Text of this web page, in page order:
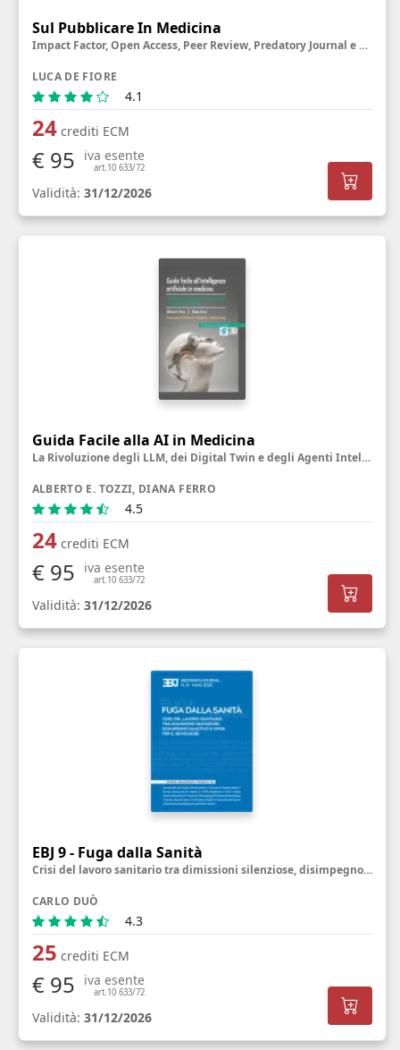
Sul Pubblicare In Medicina
Impact Factor, Open Access, Peer Review, Predatory Journal e altre creature misteriose
LUCA DE FIORE
4.1
24crediti ECM
€ 95 iva esente
art.10 633/72
Validità: 31/12/2026
Guida Facile alla AI in Medicina
La Rivoluzione degli LLM, dei Digital Twin e degli Agenti Intelligenti
ALBERTO E. TOZZI, DIANA FERRO
4.5
24crediti ECM
€ 95 iva esente
art.10 633/72
Validità: 31/12/2026
EBJ 9 - Fuga dalla Sanità
Crisi del lavoro sanitario tra dimissioni silenziose, disimpegno emotivo e sfide per il benessere
CARLO DUÒ
4.3
25 crediti ECM
€ 95 iva esente
art.10 633/72
Validità: 31/12/2026